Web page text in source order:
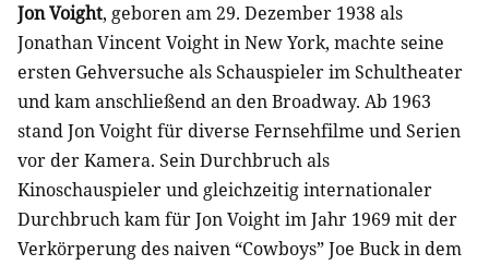
Jon Voight, geboren am 29. Dezember 1938 als
Jonathan Vincent Voight in New York, machte seine
ersten Gehversuche als Schauspieler im Schultheater
und kam anschließend an den Broadway. Ab 1963
stand Jon Voight für diverse Fernsehfilme und Serien
vor der Kamera. Sein Durchbruch als
Kinoschauspieler und gleichzeitig internationaler
Durchbruch kam für Jon Voight im Jahr 1969 mit der
Verkörperung des naiven “Cowboys” Joe Buck in dem